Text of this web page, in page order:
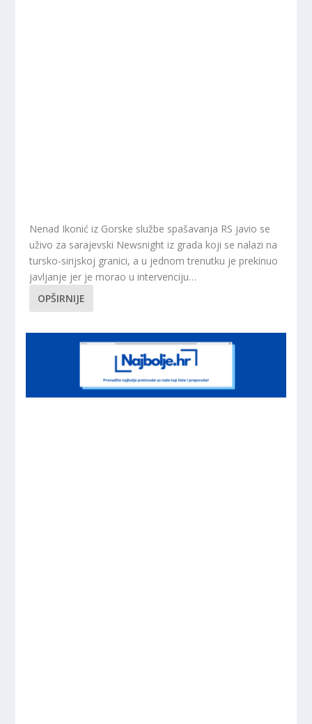
Nenad Ikonić iz Gorske službe spašavanja RS javio se
uživo za sarajevski Newsnight iz grada koji se nalazi na
tursko-sirijskoj granici, a u jednom trenutku je prekinuo
javljanje jer je morao u intervenciju…
OPŠIRNIJE